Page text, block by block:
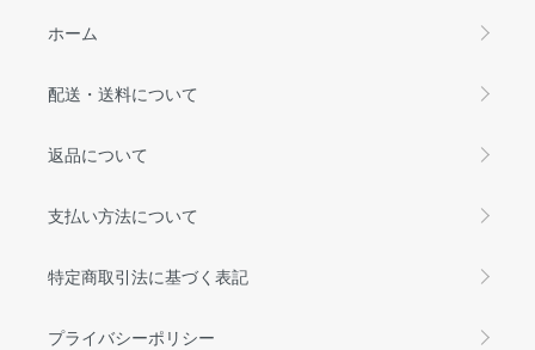
ホーム
配送・送料について
返品について
支払い方法について
特定商取引法に基づく表記
プライバシーポリシー